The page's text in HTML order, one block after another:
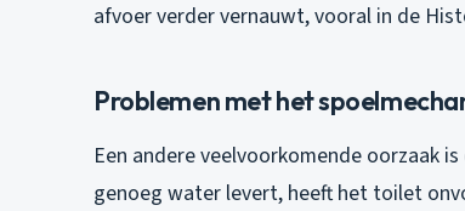
afvoer verder vernauwt, vooral in de
Problemen met het
Een andere veelvoorkomende oorzaak
genoeg water levert, heeft het toilet